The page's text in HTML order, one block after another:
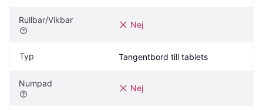
Rullbar/Vikbar Nej
Typ Tangentbord till tablets
Numpad Nej